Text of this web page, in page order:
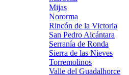
Mijas
Nororma
Rincón de la Victoria
San Pedro Alcántara
Serranía de Ronda
Sierra de las Nieves
Torremolinos
Valle del Guadalhorce